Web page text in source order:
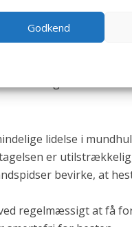
Godkend
en betændelse i
mellem tænderne.
kan opstå
lidelse i
er
bevirke, at
regelmæssigt at få